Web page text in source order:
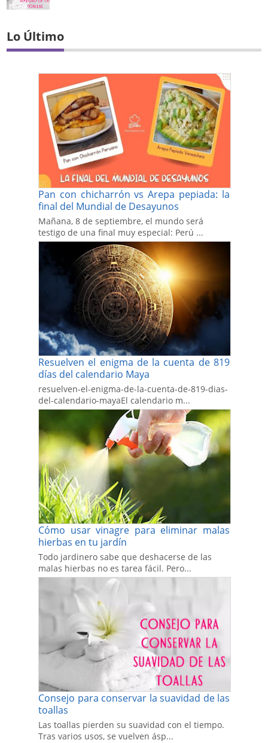
Lo Último
Pan con chicharrón vs Arepa pepiada: la
final del Mundial de Desayunos
Mañana, 8 de septiembre, el mundo será
testigo de una final muy especial: Perú ...
Resuelven el enigma de la cuenta de 819
días del calendario Maya
resuelven-el-enigma-de-la-cuenta-de-819-dias-
del-calendario-mayaEl calendario m...
Cómo usar vinagre para eliminar malas
hierbas en tu jardín
Todo jardinero sabe que deshacerse de las
malas hierbas no es tarea fácil. Pero...
Consejo para conservar la suavidad de las
toallas
Las toallas pierden su suavidad con el tiempo.
Tras varios usos, se vuelven ásp...